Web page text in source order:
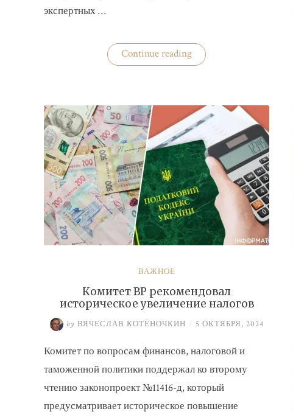
экспертных …
Continue reading«На
Волыни
об
отсрочках
от
мобилизации»
ВАЖНОЕ
Комитет ВР рекомендовал
историческое увеличение налогов
by ВЯЧЕСЛАВ КОТЁНОЧКИН / 5 ОКТЯБРЯ, 2024
Комитет по вопросам финансов, налоговой и
таможенной политики поддержал ко второму
чтению законопроект №11416-д, который
предусматривает историческое повышение